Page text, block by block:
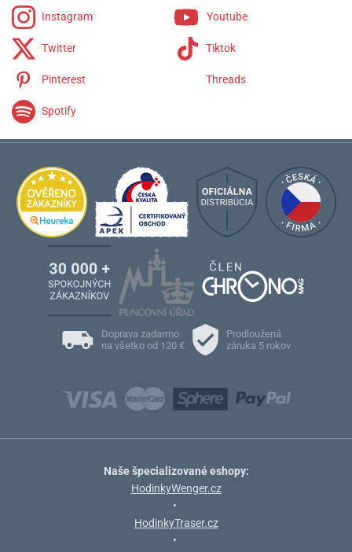
Instagram Youtube
Twitter Tiktok
Pinterest Threads
Spotify
Doprava zadarmo
na všetko od 120 €
Prodloužená
záruka 5 rokov
Naše špecializované eshopy:
HodinkyWenger.cz
•
HodinkyTraser.cz
•